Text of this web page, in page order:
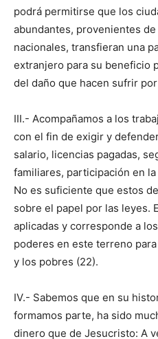
podrá permitirse que los
abundantes, provenientes
nacionales, transfieran una
extranjero para su beneficio
del daño que hacen sufrir
III.- Acompañamos a los
con el fin de exigir y
salario, licencias pagadas,
familiares, participación en
No es suficiente que estos
sobre el papel por las leyes.
aplicadas y corresponde a
poderes en este terreno
y los pobres (22).
IV.- Sabemos que en su
formamos parte, ha sido
dinero que de Jesucristo: A